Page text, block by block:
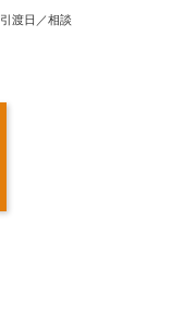
渡日／相談